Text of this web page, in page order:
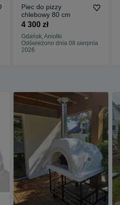
Piec do pizzy
chlebowy 80 cm
4 300 zł
Gdańsk, Aniołki
Odświeżono dnia 08 sierpnia
2026